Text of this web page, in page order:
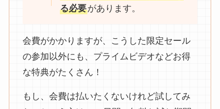
る必要があります。
会費がかかりますが、こうした限定セール
の参加以外にも、プライムビデオなどお得
な特典がたくさん！
もし、会費は払いたくないけれど試してみ